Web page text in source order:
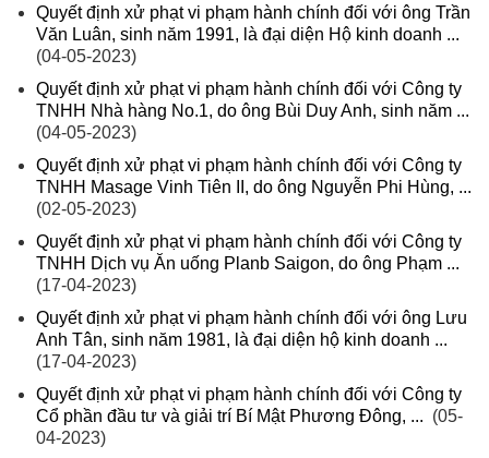
Quyết định xử phạt vi phạm hành chính đối với ông Trần
Văn Luân, sinh năm 1991, là đại diện Hộ kinh doanh ...
(04-05-2023)
Quyết định xử phạt vi phạm hành chính đối với Công ty
TNHH Nhà hàng No.1, do ông Bùi Duy Anh, sinh năm ...
(04-05-2023)
Quyết định xử phạt vi phạm hành chính đối với Công ty
TNHH Masage Vinh Tiên II, do ông Nguyễn Phi Hùng, ...
(02-05-2023)
Quyết định xử phạt vi phạm hành chính đối với Công ty
TNHH Dịch vụ Ăn uống Planb Saigon, do ông Phạm ...
(17-04-2023)
Quyết định xử phạt vi phạm hành chính đối với ông Lưu
Anh Tân, sinh năm 1981, là đại diện hộ kinh doanh ...
(17-04-2023)
Quyết định xử phạt vi phạm hành chính đối với Công ty
Cổ phần đầu tư và giải trí Bí Mật Phương Đông, ... (05-
04-2023)